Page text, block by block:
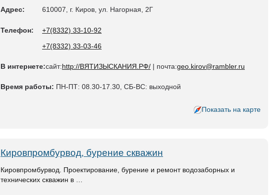
Адрес: 610007, г. Киров, ул. Нагорная, 2Г
Телефон:
+7(8332) 33-10-92
+7(8332) 33-03-46
В интернете:сайт:http://ВЯТИЗЫСКАНИЯ.РФ/ | почта:geo.kirov@rambler.ru
Время работы: ПН-ПТ: 08.30-17.30, СБ-ВС: выходной
Показать на карте
Кировпромбурвод, бурение скважин
Кировпромбурвод. Проектирование, бурение и ремонт водозаборных и
технических скважин в …